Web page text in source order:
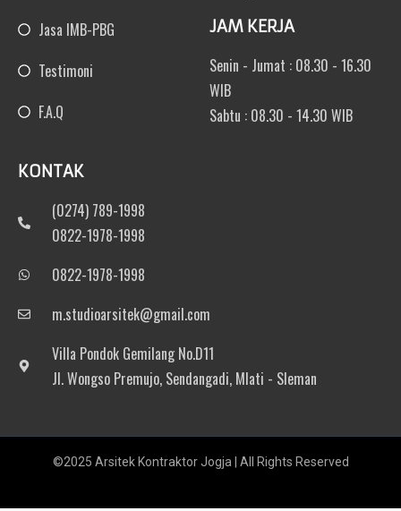
Jasa IMB-PBG
Testimoni
F.A.Q
JAM KERJA
Senin - Jumat : 08.30 - 16.30
WIB
Sabtu : 08.30 - 14.30 WIB
KONTAK
(0274) 789-1998
0822-1978-1998
0822-1978-1998
m.studioarsitek@gmail.com
Villa Pondok Gemilang No.D11
Jl. Wongso Premujo, Sendangadi, Mlati - Sleman
©2025 Arsitek Kontraktor Jogja | All Rights Reserved